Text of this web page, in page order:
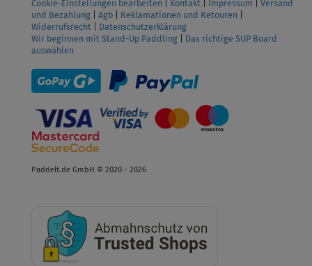
Cookie-Einstellungen bearbeiten Kontakt Impressum
Versand
und Bezahlung
Agb Reklamationen und Retouren
Widerrufsrecht
Datenschutzerklärung
Wir beginnen mit Stand-Up Paddling
Das richtige SUP Board
auswählen
Paddelt.de GmbH © 2020 - 2026